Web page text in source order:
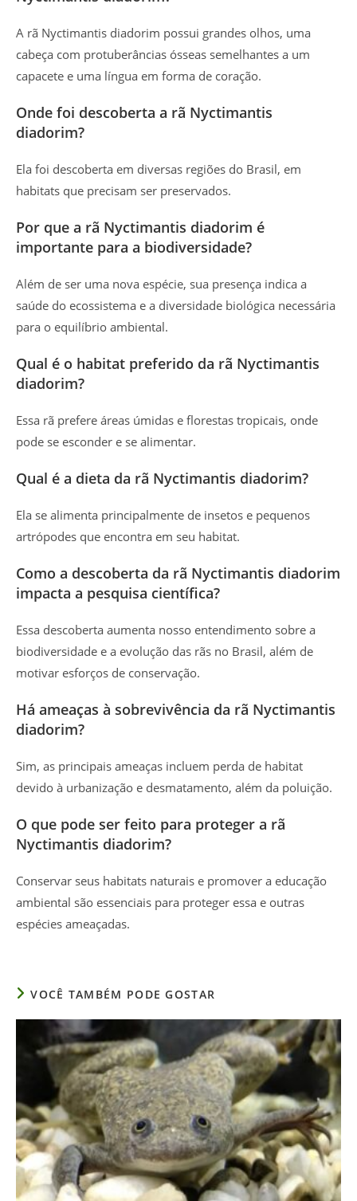
A rã Nyctimantis diadorim possui grandes olhos, uma
cabeça com protuberâncias ósseas semelhantes a um
capacete e uma língua em forma de coração.
Onde foi descoberta a rã Nyctimantis
diadorim?
Ela foi descoberta em diversas regiões do Brasil, em
habitats que precisam ser preservados.
Por que a rã Nyctimantis diadorim é
importante para a biodiversidade?
Além de ser uma nova espécie, sua presença indica a
saúde do ecossistema e a diversidade biológica necessária
para o equilíbrio ambiental.
Qual é o habitat preferido da rã Nyctimantis
diadorim?
Essa rã prefere áreas úmidas e florestas tropicais, onde
pode se esconder e se alimentar.
Qual é a dieta da rã Nyctimantis diadorim?
Ela se alimenta principalmente de insetos e pequenos
artrópodes que encontra em seu habitat.
Como a descoberta da rã Nyctimantis diadorim
impacta a pesquisa científica?
Essa descoberta aumenta nosso entendimento sobre a
biodiversidade e a evolução das rãs no Brasil, além de
motivar esforços de conservação.
Há ameaças à sobrevivência da rã Nyctimantis
diadorim?
Sim, as principais ameaças incluem perda de habitat
devido à urbanização e desmatamento, além da poluição.
O que pode ser feito para proteger a rã
Nyctimantis diadorim?
Conservar seus habitats naturais e promover a educação
ambiental são essenciais para proteger essa e outras
espécies ameaçadas.
VOCÊ TAMBÉM PODE GOSTAR